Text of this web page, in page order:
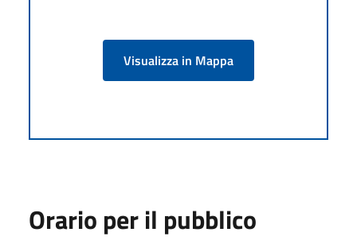
Visualizza in Mappa
Orario per il pubblico